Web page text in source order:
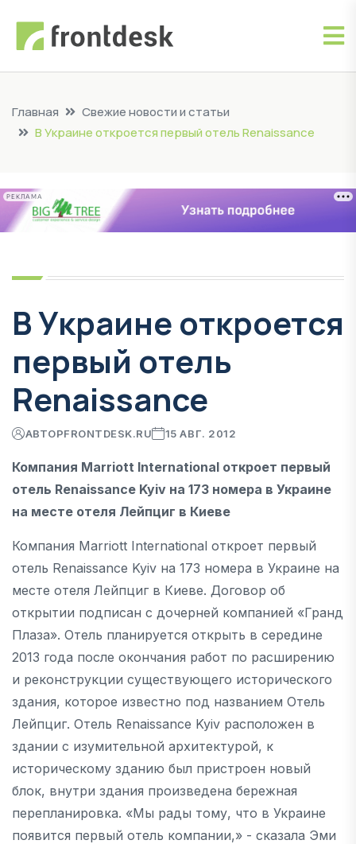
Главная
Свежие новости и статьи
В Украине откроется первый отель Renaissance
РЕКЛАМА
В Украине откроется
первый отель
Renaissance
АВТОРFRONTDESK.RU 15 АВГ. 2012
Компания Marriott International откроет первый
отель Renaissance Kyiv на 173 номера в Украине
на месте отеля Лейпциг в Киеве
Компания Marriott International откроет первый
отель Renaissance Kyiv на 173 номера в Украине на
месте отеля Лейпциг в Киеве. Договор об
открытии подписан с дочерней компанией «Гранд
Плаза». Отель планируется открыть в середине
2013 года после окончания работ по расширению
и реконструкции существующего исторического
здания, которое известно под названием Отель
Лейпциг. Отель Renaissance Kyiv расположен в
здании с изумительной архитектурой, к
историческому зданию был пристроен новый
блок, внутри здания произведена бережная
перепланировка. «Мы рады тому, что в Украине
появится первый отель компании,» - сказала Эми